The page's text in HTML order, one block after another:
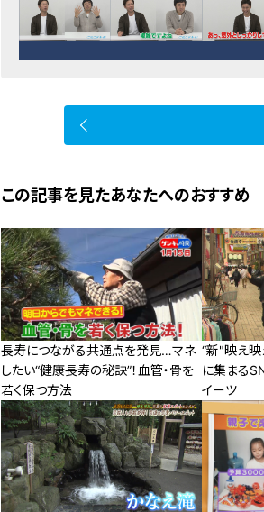
この記事を見たあなたへのおすすめ
長寿につながる共通点を発見…マネ
したい“健康長寿の秘訣”！血管・骨を
若く保つ方法
“新"映え映
に集まる
イーツ